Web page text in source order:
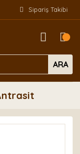
Sipariş Takibi
ARA